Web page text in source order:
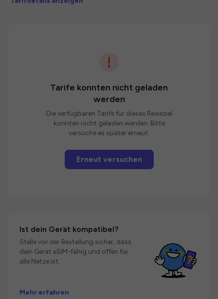
Tarife konnten nicht geladen
werden
Die verfügbaren Tarife für dieses Reiseziel
konnten nicht geladen werden. Bitte
versuche es später erneut.
Erneut versuchen
Ist dein Gerät kompatibel?
Stelle vor der Bestellung sicher, dass
dein Gerät eSIM-fähig und offen für
alle Netze ist.
Mehr erfahren